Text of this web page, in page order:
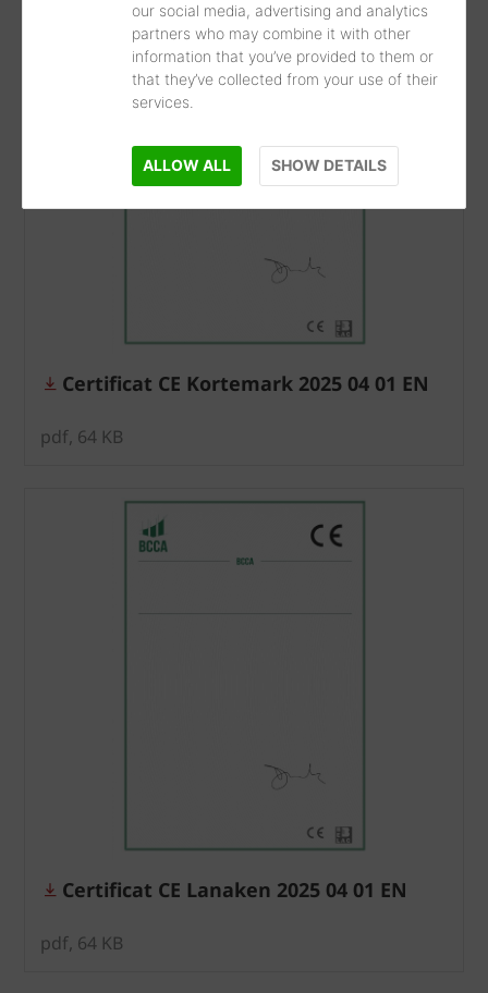
our social media, advertising and analytics
partners who may combine it with other
information that you’ve provided to them or
that they’ve collected from your use of their
services.
ALLOW ALL SHOW DETAILS
Certificat CE Kortemark 2025 04 01 EN
pdf, 64 KB
Certificat CE Lanaken 2025 04 01 EN
pdf, 64 KB